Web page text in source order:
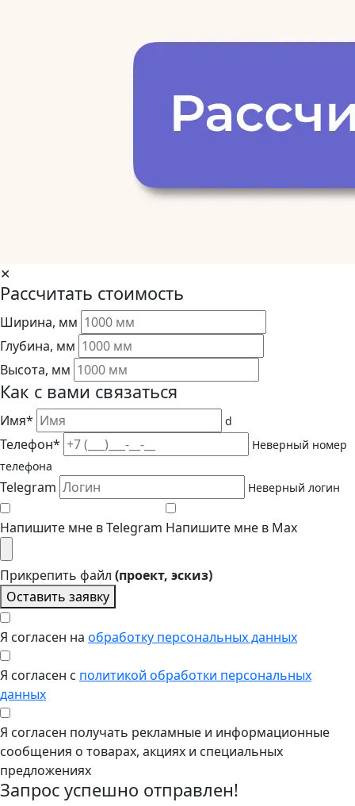
✕
Рассчитать стоимость
Ширина, мм
Глубина, мм
Высота, мм
Как с вами связаться
Имя* d
Телефон*
Неверный номер
телефона
Telegram Неверный логин
Напишите мне в Telegram Напишите мне в Max
Прикрепить файл (проект, эскиз)
Оставить заявку
Я согласен на обработку персональных данных
Я согласен с политикой обработки персональных
данных
Я согласен получать рекламные и информационные
сообщения о товарах, акциях и специальных
предложениях
Запрос успешно отправлен!